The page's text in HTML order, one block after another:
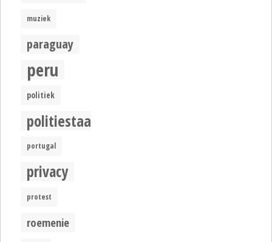
muziek
paraguay
peru
politiek
politiestaat
portugal
privacy
protest
roemenie